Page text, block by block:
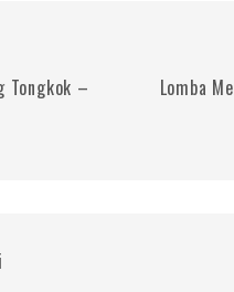
Tongkok –
Lomba